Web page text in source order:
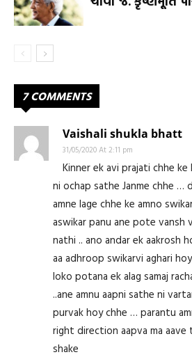
7 COMMENTS
Vaishali shukla bhatt
31/05/2020 At 2:11 pm
Kinner ek avi prajati chhe
ni ochap sathe Janme chhe …
amne lage chhe ke amno
aswikar panu ane pote vansh
nathi .. ano andar ek aakrosh
aa adhroop swikarvi aghari
loko potana ek alag samaj
..ane amnu aapni sathe ni
purvak hoy chhe … parantu
right direction aapva ma aave
shake